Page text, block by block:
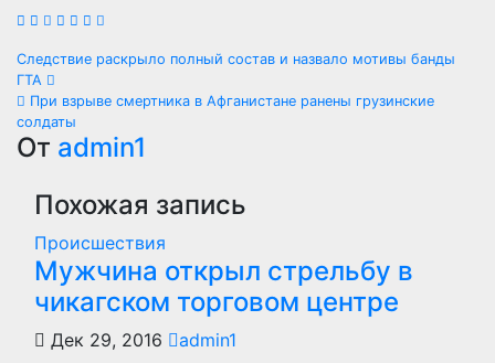
Навигация
по
записям
Следствие раскрыло полный состав и назвало мотивы банды
ГТА
При взрыве смертника в Афганистане ранены грузинские
солдаты
От admin1
Похожая запись
Происшествия
Мужчина открыл стрельбу в
чикагском торговом центре
Дек 29, 2016
admin1